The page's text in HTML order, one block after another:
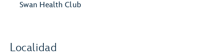
Swan Health Club
Localidad